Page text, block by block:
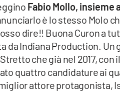
Fabio Mollo, insieme
è lo stesso Molo
dire!! Buona Curon a
da Indiana Production.
che già nel 2017, con
quattro candidature ai
attore protagonista,